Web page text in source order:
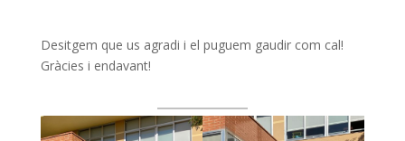
Desitgem que us agradi i el puguem gaudir com cal!
Gràcies i endavant!